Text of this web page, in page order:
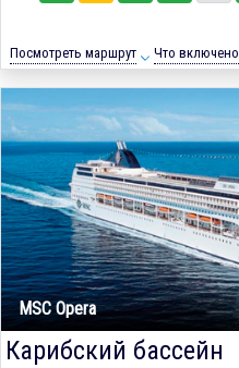
Посмотреть маршрут Что включено
MSC Opera
Карибский бассейн